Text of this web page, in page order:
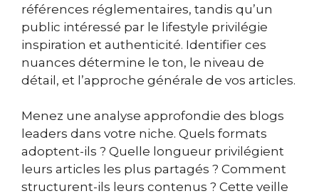
références réglementaires, tandis qu’un
public intéressé par le lifestyle privilégie
inspiration et authenticité. Identifier ces
nuances détermine le ton, le niveau de
détail, et l’approche générale de vos articles.
Menez une analyse approfondie des blogs
leaders dans votre niche. Quels formats
adoptent-ils ? Quelle longueur privilégient
leurs articles les plus partagés ? Comment
structurent-ils leurs contenus ? Cette veille